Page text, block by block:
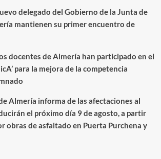
delegado del Gobierno de la Junta de
mantienen su primer encuentro de
docentes de Almería han participado en el
para la mejora de la competencia
Almería informa de las afectaciones al
el próximo día 9 de agosto, a partir
obras de asfaltado en Puerta Purchena y